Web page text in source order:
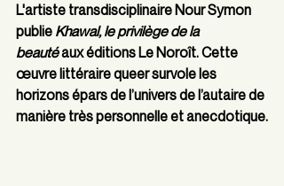
L'artiste transdisciplinaire Nour Symon
publie Khawal, le privilège de la
beauté aux éditions Le Noroît. Cette
œuvre littéraire queer survole les
horizons épars de l’univers de l’autaire de
manière très personnelle et anecdotique.